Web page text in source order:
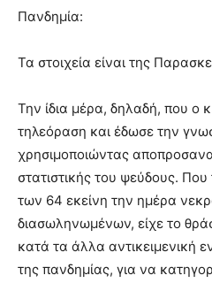
Πανδημία:
Τα στοιχεία είναι της
Την ίδια μέρα, δηλαδή, που ο
τηλεόραση και έδωσε την
χρησιμοποιώντας
στατιστικής του ψεύδους.
των 64 εκείνη την ημέρα
διασωληνωμένων, είχε το
κατά τα άλλα αντικειμενική
της πανδημίας, για να